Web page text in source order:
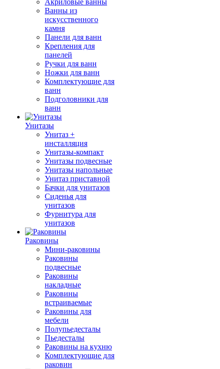
Акриловые ванны
Ванны из
искусственного
камня
Панели для ванн
Крепления для
панелей
Ручки для ванн
Ножки для ванн
Комплектующие для
ванн
Подголовники для
ванн
Унитазы
Унитаз +
инсталляция
Унитазы-компакт
Унитазы подвесные
Унитазы напольные
Унитаз приставной
Бачки для унитазов
Сиденья для
унитазов
Фурнитура для
унитазов
Раковины
Мини-раковины
Раковины
подвесные
Раковины
накладные
Раковины
встраиваемые
Раковины для
мебели
Полупьедесталы
Пьедесталы
Раковины на кухню
Комплектующие для
раковин